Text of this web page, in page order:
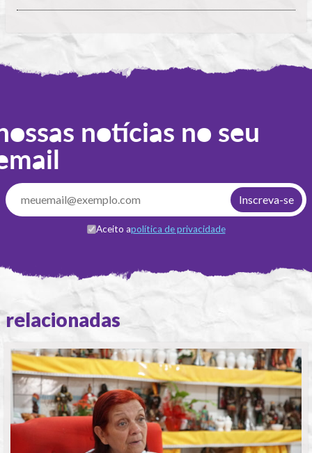
notícias no seu
Aceito apolítica de privacidade
relacionadas